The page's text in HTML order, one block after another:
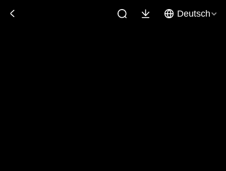
Deutsch